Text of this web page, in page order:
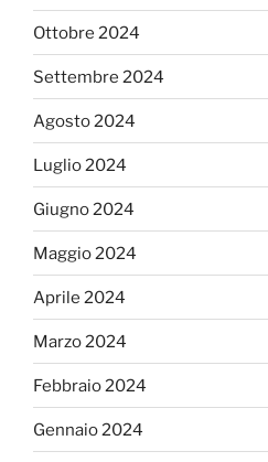
Ottobre 2024
Settembre 2024
Agosto 2024
Luglio 2024
Giugno 2024
Maggio 2024
Aprile 2024
Marzo 2024
Febbraio 2024
Gennaio 2024